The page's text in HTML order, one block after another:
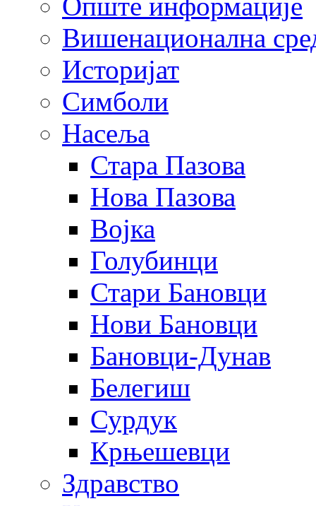
Вишенационална
Историјат
Симболи
Насеља
Стара Пазова
Нова Пазова
Војка
Голубинци
Стари Бановци
Нови Бановци
Бановци-Дунав
Белегиш
Сурдук
Крњешевци
Здравство